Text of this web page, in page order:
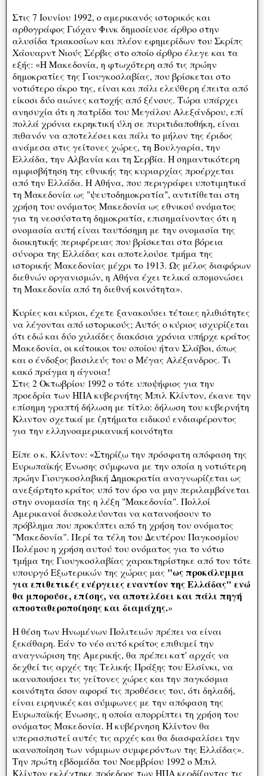
Στις 7 Ιουνίου 1992, ο αμερικανός ιστορικός και
αρθογράφος Γιόχαν Φινκ δημοσίευσε άρθρο στην
αλυσίδα τριακοσίων και πλέον εφημερίδων του Σκρίπς
Χάουαρντ Νιούς Σέρβις στο οποίο άρθρο έλεγε και τα
εξής: «Η Μακεδονία, η φτωχότερη από τις πρώην
δημοκρατίες της Γιουγκοσλαβίας, που βρίσκεται στο
νοτιότερο άκρο της, είναι και πάλι ελεύθερη έπειτα από
είκοσι δύο αιώνες κατοχής από ξένους. Τώρα υπάρχει
ανησυχία ότι η πατρίδα του Μεγάλου Αλεξάνδρου, επί
πολλά χρόνια εκρηκτική ύλη σε πυριτιδαποθήκη, είναι
πιθανόν να αποτελέσει και πάλι το μήλον της έριδος
ανάμεσα στις γείτονες χώρες, τη Βουλγαρία, την
Ελλάδα, την Αλβανία και τη Σερβία. Η σημαντικότερη
αμφισβήτηση της εθνικής της κυριαρχίας προέρχεται
από την Ελλάδα. Η Αθήνα, που περιγράφει υποτιμητικά
τη Μακεδονία ως "ψευτοδημοκρατία", αντιτίθεται στη
χρήση του ονόματος Μακεδονία ως εθνικού ονόματος
για τη νεοσύστατη δημοκρατία, επισημαίνοντας ότι η
ονομασία αυτή είναι ταυτόσημη με την ονομασία της
διοικητικής περιφέρειας που βρίσκεται στα βόρεια
σύνορα της Ελλάδας και αποτελούσε τμήμα της
ιστορικής Μακεδονίας μέχρι το 1913. Ως μέλος διαφόρων
διεθνών οργανισμών, η Αθήνα έχει τελικά απομονώσει
τη Μακεδονία από τη διεθνή κοινότητα».
Κυρίες και κύριοι, έχετε ξανακούσει τέτοιες ηλιθιότητες
να λέγονται από ιστορικούς; Αυτός ο κύριος ισχυρίζεται
ότι εδώ και δύο χιλιάδες διακόσια χρόνια υπήρχε κράτος
Μακεδονία, οι κάτοικοι του οποίου ήταν Σλάβοι, όπως
και ο ένδοξος βασιλεύς του ο Μέγας Αλέξανδρος. Τι
κακό πράγμα η άγνοια!
Στις 2 Οκτωβρίου 1992 ο τότε υποψήφιος για την
προεδρία των ΗΠΑ κυβερνήτης Μπιλ Κλίντον, έκανε την
επίσημη γραπτή δήλωση με τίτλο: δήλωση του κυβερνήτη
Κλιντον σχετικά με ζητήματα ειδικού ενδιαφέροντος
για την ελληνοαμερικανική κοινότητα
Είπε ο κ. Κλίντον: «Στηρίζω την πρόσφατη απόφαση της
Ευρωπαϊκής Ένωσης σύμφωνα με την οποία η νοτιότερη
πρώην Γιουγκοσλαβική Δημοκρατία αναγνωρίζεται ως
ανεξάρτητο κράτος υπό τον όρο να μην περιλαμβάνεται
στην ονομασία της η λέξη "Μακεδονία". Πολλοί
Αμερικανοί δυσκολεύονται να κατανοήσουν το
πρόβλημα που προκύπτει από τη χρήση του ονόματος
"Μακεδονία". Περί τα τέλη του Δευτέρου Παγκοσμίου
Πολέμου η χρήση αυτού του ονόματος για το νότιο
τμήμα της Γιουγκοσλαβίας χαρακτηρίστηκε από τον τότε
υπουργό Εξωτερικών της χώρας μας "ως προκάλυμμα
για επιθετικές ενέργειες εναντίον της Ελλάδας" ενώ
θα μπορούσε, επίσης, να αποτελέσει και πάλι πηγή
αποσταθεροποίησης και διαμάχης.»
Η θέση των Ηνωμένων Πολιτειών πρέπει να είναι
ξεκάθαρη. Εάν το νέο αυτό κράτος επιθυμεί την
αναγνώριση της Αμερικής, θα πρέπει κατ' αρχάς να
δεχθεί τις αρχές της Τελικής Πράξης του Ελσίνκι, να
ικανοποιήσει τις γείτονες χώρες και την παγκόσμια
κοινότητα όσον αφορά τις προθέσεις του, ότι δηλαδή,
είναι ειρηνικές και σύμφωνες με την απόφαση της
Ευρωπαϊκής Ένωσης, η οποία απορρίπτει τη χρήση του
ονόματος Μακεδονία. Η κυβέρνηση Κλίντον θα
υπερασπιστεί αυτές τις αρχές και θα διασφαλίσει την
ικανοποίηση των νόμιμων συμφερόντων της Ελλάδας».
Την πρώτη εβδομάδα του Νοεμβρίου 1992 ο Μπιλ
Κλίντον εκλέχτηκε πρόεδρος των ΗΠΑ κερδίζοντας τις